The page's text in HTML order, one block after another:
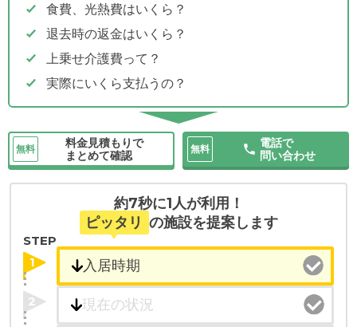
食費、光熱費はいくら？
退去時の返金はいくら？
上乗せ介護費って？
実際にいくら支払うの？
無料
料金見積もりで
まとめて確認
無料
電話で
問い合わせ
約7秒に1人が利用！
ピッタリ の施設を提案します
STEP
1
2